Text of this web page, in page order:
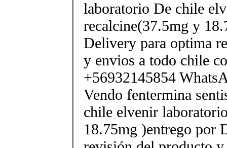
laboratorio De chile
recalcine(37.5mg y
Delivery para optima
y envios a todo chile
+56932145854
Vendo fentermina
chile elvenir
18.75mg )entrego por